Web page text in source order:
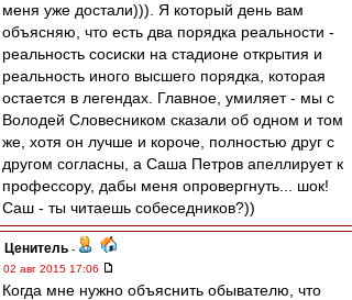
меня уже достали))). Я который день вам
объясняю, что есть два порядка реальности -
реальность сосиски на стадионе открытия и
реальность иного высшего порядка, которая
остается в легендах. Главное, умиляет - мы с
Володей Словесником сказали об одном и том
же, хотя он лучше и короче, полностью друг с
другом согласны, а Саша Петров апеллирует к
профессору, дабы меня опровергнуть... шок!
Саш - ты читаешь собеседников?))
Ценитель -
02 авг 2015 17:06
Когда мне нужно объяснить обывателю, что